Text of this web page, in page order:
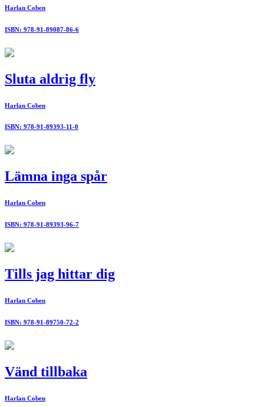
Harlan Coben
ISBN: 978-91-89087-86-6
Sluta aldrig fly
Harlan Coben
ISBN: 978-91-89393-11-0
Lämna inga spår
Harlan Coben
ISBN: 978-91-89393-96-7
Tills jag hittar dig
Harlan Coben
ISBN: 978-91-89750-72-2
Vänd tillbaka
Harlan Coben